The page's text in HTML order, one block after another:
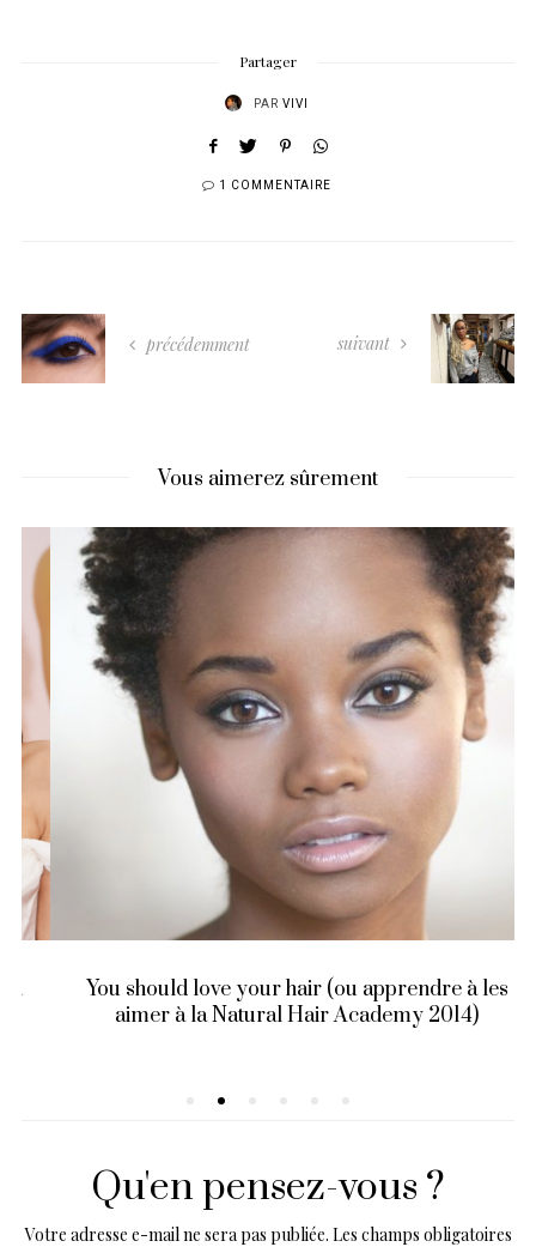
Partager
PAR VIVI
1 COMMENTAIRE
précédemment suivant
Vous aimerez sûrement
You should love your hair (ou apprendre à les
aimer à la Natural Hair Academy 2014)
Qu'en pensez-vous ?
Votre adresse e-mail ne sera pas publiée. Les champs obligatoires